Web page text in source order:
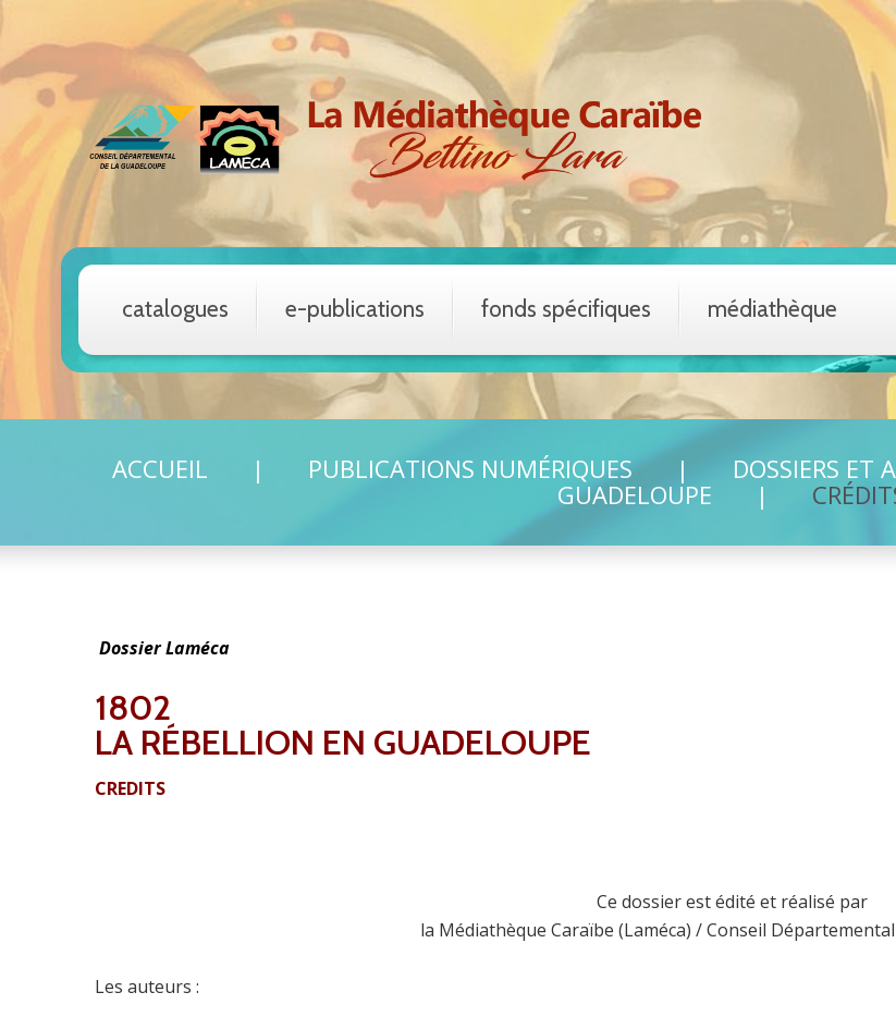
catalogues e-publications fonds spécifiques médiathèque
ACCUEIL PUBLICATIONS NUMÉRIQUES DOSSIERS ET
GUADELOUPE
Dossier Laméca
1802
LA RÉBELLION EN GUADELOUPE
CREDITS
Ce dossier est édité et réalisé par
la Médiathèque Caraïbe (Laméca) / Conseil
Les auteurs :